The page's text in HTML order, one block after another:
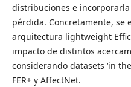
distribuciones e
pérdida. Concretamente,
arquitectura lightweight
impacto de distintos
considerando datasets ‘in the
FER+ y AffectNet.